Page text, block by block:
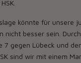
könnte für unsere
nicht besser sein.
7 gegen Lübeck und
sind wir mit einem